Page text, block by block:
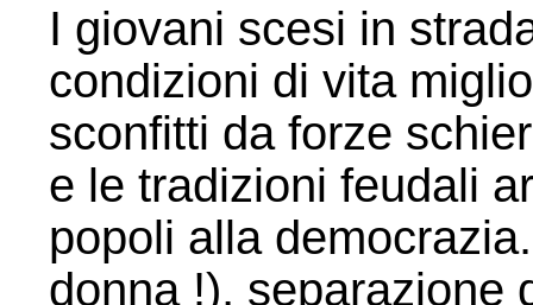
I giovani scesi in
condizioni di vita
sconfitti da forze
e le tradizioni feudali
popoli alla
donna !), separazione